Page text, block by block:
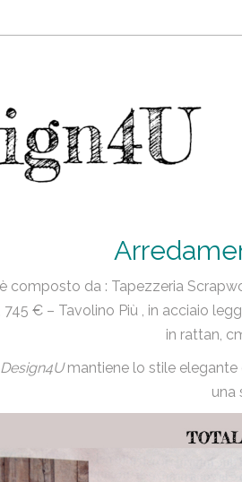
è composto da : Tapezzeria
745 € – Tavolino Più , in acciaio
in rattan,
Design4Umantiene lo stile
una